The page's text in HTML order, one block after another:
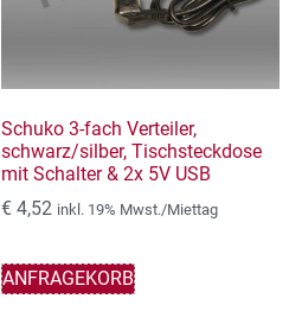
Schuko 3-fach Verteiler,
schwarz/silber, Tischsteckdose
mit Schalter & 2x 5V USB
€ 4,52 inkl. 19% Mwst./Miettag
ANFRAGEKORB